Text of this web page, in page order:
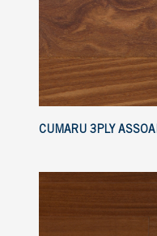
CUMARU 3PLY